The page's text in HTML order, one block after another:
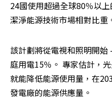
24國使用超過全球80％以
潔淨能源技術市場相對比重
該計劃將從電視和照明開始
庭用電15％。 專家估計，
就能降低能源使用量，在
發電廠的能源供應量。